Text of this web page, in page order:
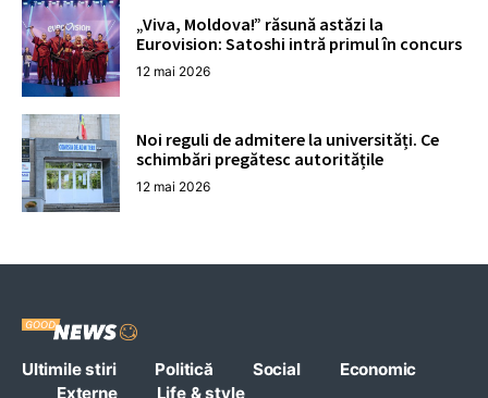
„Viva, Moldova!” răsună astăzi la
Eurovision: Satoshi intră primul în concurs
12 mai 2026
Noi reguli de admitere la universități. Ce
schimbări pregătesc autoritățile
12 mai 2026
Ultimile stiri Politică Social
Economic
Externe
Life & style